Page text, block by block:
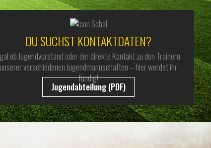
DU SUCHST KONTAKTDATEN?
ob Jugendvorstand oder der direkte Kontakt zu den Trainern
unserer verschiedenen Jugendmannschaften – hier werdet ihr
fündig!
Jugendabteilung (PDF)